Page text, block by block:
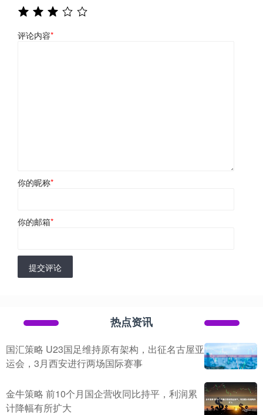
评论内容*
你的昵称*
你的邮箱*
提交评论
热点资讯
国汇策略 U23国足维持原有架构，出征名古屋亚
运会，3月西安进行两场国际赛事
金牛策略 前10个月国企营收同比持平，利润累
计降幅有所扩大